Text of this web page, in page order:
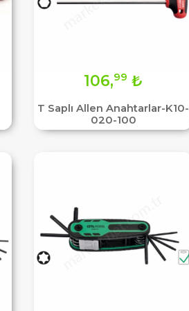
T Saplı Allen Anahtarlar-K10-
020-100
106,99 ₺